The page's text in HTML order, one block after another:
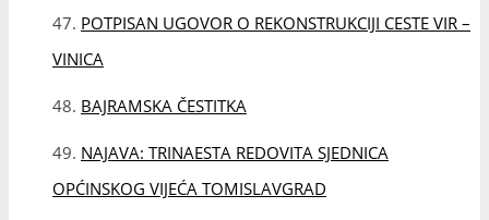
OSTALOG GRAĐEVINSKOG ZEMLJIŠTA U VLASNIŠTVU I
POSJEDU OPĆINE TOMISLAVGRAD PUTEM JAVNOG